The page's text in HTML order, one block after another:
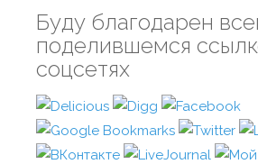
Буду благодарен
поделившемся
соцсетях